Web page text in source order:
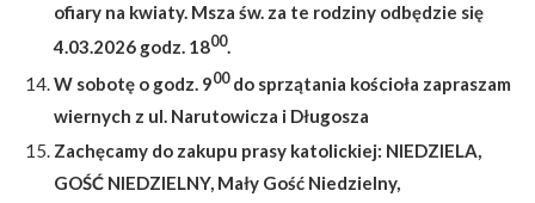
ofiary na kwiaty. Msza św. za te rodziny odbędzie się
4.03.2026 godz. 1800.
W sobotę o godz. 900do sprzątania kościoła zapraszam
wiernych z ul. Narutowicza i Długosza
Zachęcamy do zakupu prasy katolickiej: NIEDZIELA,
GOŚĆ NIEDZIELNY, Mały Gość Niedzielny,